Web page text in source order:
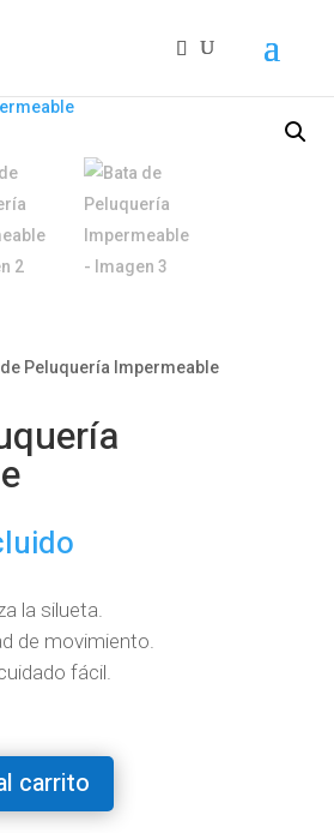
Peluquería Impermeable
la silueta.
de movimiento.
fácil.
carrito